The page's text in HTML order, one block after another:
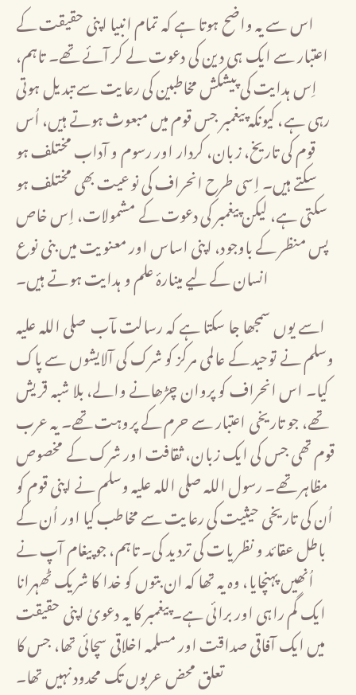
اس سے یہ واضح ہوتا ہے کہ تمام انبیا اپنی حقیقت کے
اعتبار سے ایک ہی دین کی دعوت لے کر آئے تھے۔ تاہم،
اِس ہدایت کی پیشکش مخاطبین کی رعایت سے تبدیل ہوتی
رہی ہے، کیونکہ پیغمبر جس قوم میں مبعوث ہوتے ہیں، اُس
قوم کی تاریخ، زبان، کردار اور رسوم و آداب مختلف ہو
سکتے ہیں۔ اِسی طرح انحراف کی نوعیت بھی مختلف ہو
سکتی ہے، لیکن پیغمبر کی دعوت کے مشمولات، اِس خاص
پس منظر کے باوجود، اپنی اساس اور معنویت میں بنی نوع
انسان کے لیے مینارۂ علم و ہدایت ہوتے ہیں۔
اسے یوں سمجھا جا سکتا ہے کہ رسالت مآب صلی اللہ علیہ
وسلم نے توحید کے عالمی مرکز کو شرک کی آلایشوں سے پاک
کیا۔ اس انحراف کو پروان چڑھانے والے، بلا شبہ قریش
تھے، جو تاریخی اعتبار سے حرم کے پروہت تھے۔ یہ عرب
قوم تھی جس کی ایک زبان، ثقافت اور شرک کے مخصوص
مظاہر تھے۔ رسول اللہ صلی اللہ علیہ وسلم نے اپنی قوم کو
اُن کی تاریخی حیثیت کی رعایت سے مخاطب کیا اور اُن کے
باطل عقائد و نظریات کی تردید کی۔ تاہم، جو پیغام آپ نے
اُنھیں پہنچایا، وہ یہ تھا کہ ان بتوں کو خدا کا شریک ٹھہرانا
ایک گم راہی اور برائی ہے۔ پیغمبر کا یہ دعویٰ اپنی حقیقت
میں ایک آفاقی صداقت اور مسلمہ اخلاقی سچائی تھا، جس کا
تعلق محض عربوں تک محدود نہیں تھا۔